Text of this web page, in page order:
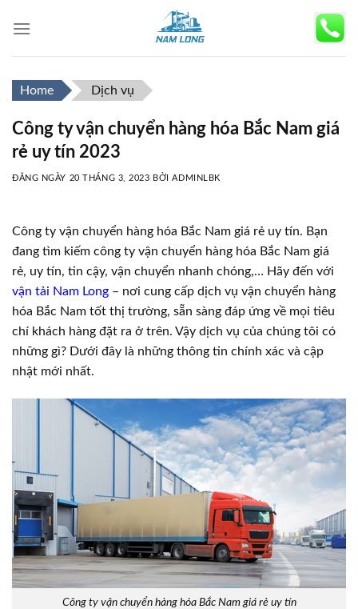
Home Dịch vụ
Công ty vận chuyển hàng hóa Bắc Nam giá
rẻ uy tín 2023
ĐĂNG NGÀY 20 THÁNG 3, 2023 BỞIADMINLBK
Công ty vận chuyển hàng hóa Bắc Nam giá rẻ uy tín. Bạn
đang tìm kiếm công ty vận chuyển hàng hóa Bắc Nam giá
rẻ, uy tín, tin cậy, vận chuyển nhanh chóng,… Hãy đến với
vận tải Nam Long – nơi cung cấp dịch vụ vận chuyển hàng
hóa Bắc Nam tốt thị trường, sẵn sàng đáp ứng về mọi tiêu
chí khách hàng đặt ra ở trên. Vậy dịch vụ của chúng tôi có
những gì? Dưới đây là những thông tin chính xác và cập
nhật mới nhất.
Công ty vận chuyển hàng hóa Bắc Nam giá rẻ uy tín